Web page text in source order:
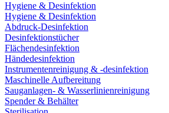
Hygiene & Desinfektion
Hygiene & Desinfektion
Abdruck-Desinfektion
Desinfektionstücher
Flächendesinfektion
Händedesinfektion
Instrumentenreinigung & -desinfektion
Maschinelle Aufbereitung
Sauganlagen- & Wasserlinienreinigung
Spender & Behälter